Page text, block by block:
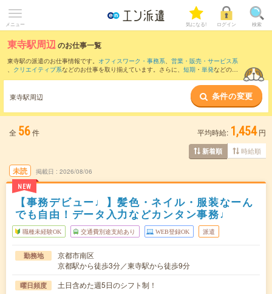
メニュー 気になる! ログイン 検索
東寺駅周辺のお仕事一覧
東寺駅の派遣のお仕事情報です。 オフィスワーク・事務系、 営業・販売・サービス系
、 クリエイティブ系などのお仕事を取り揃えています。さらに、 短期 ・ 単発などの期
また、烏丸駅 西大路駅
など近隣駅のお仕
事もご確認いただけます。
東寺駅周辺 条件の変更
全 56件 平均時給: 1,454 円
新着順 時給順
未読
NEW
掲載日 2026/08/06
【事務デビュー♩】髪色・ネイル・服装なーん
でも自由！データ入力などカンタン事務♩
職種未経験OK 交通費別途支給あり WEB登録OK 派遣
勤務地
京都市南区
京都駅から徒歩3分／東寺駅から徒歩9分
曜日頻度 土日含めた週5日のシフト制！